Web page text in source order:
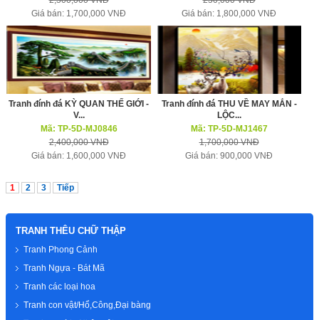
Giá bán: 1,700,000 VNĐ
Giá bán: 1,800,000 VNĐ
Tranh đính đá KỲ QUAN THẾ GIỚI -
V...
Mã: TP-5D-MJ0846
2,400,000 VNĐ
Giá bán: 1,600,000 VNĐ
Tranh đính đá THU VỀ MAY MẮN -
LỘC...
Mã: TP-5D-MJ1467
1,700,000 VNĐ
Giá bán: 900,000 VNĐ
1 2 3 Tiếp
TRANH THÊU CHỮ THẬP
Tranh Phong Cảnh
Tranh Ngựa - Bát Mã
Tranh các loại hoa
Tranh con vật/Hổ,Công,Đại bàng